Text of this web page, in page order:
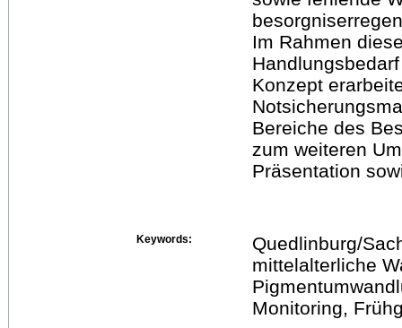
Im Rahmen
Konzept
Bereiche des
zum weiteren
Präsentation
Keywords:
Quedlinburg/
mittelalterliche
Monitoring,